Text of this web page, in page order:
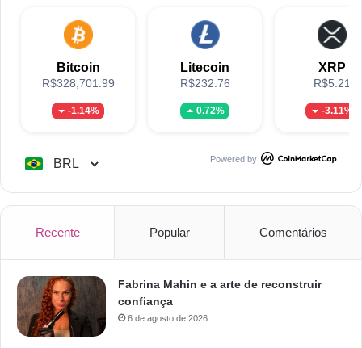
Bitcoin
R$328,701.99
-1.14%
Litecoin
R$232.76
0.72%
XRP
R$5.21
-3.11%
Powered by
Recente Popular Comentários
Fabrina Mahin e a arte de reconstruir
confiança
6 de agosto de 2026